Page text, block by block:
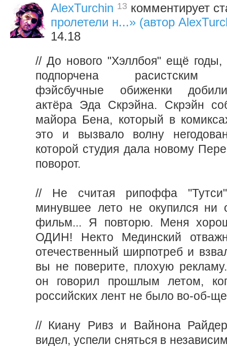
AlexTurchin 13 комментирует
пролетели н...» (автор
14.18
// До нового "Хэллбоя" ещё
подпорчена расистским
фэйсбучные обиженки
актёра Эда Скрэйна. Скрэйн
майора Бена, который в
это и вызвало волну
которой студия дала новому
поворот.
// Не считая рипоффа
минувшее лето не окупился ни
фильм... Я повторю. Меня
ОДИН! Некто Мединский
отечественный ширпотреб и
вы не поверите, плохую
он говорил прошлым летом,
российских лент не было во-об-
// Киану Ривз и Вайнона
видел, успели сняться в